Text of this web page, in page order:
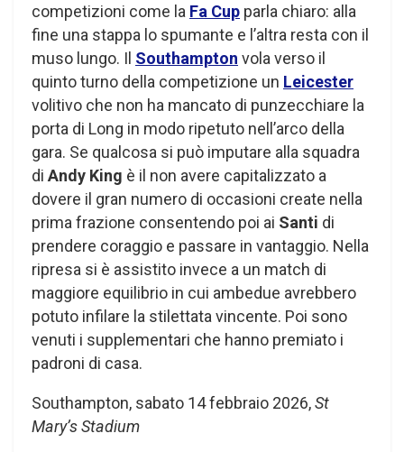
competizioni come la Fa Cup parla chiaro: alla
fine una stappa lo spumante e l’altra resta con il
muso lungo. Il Southampton vola verso il
quinto turno della competizione un Leicester
volitivo che non ha mancato di punzecchiare la
porta di Long in modo ripetuto nell’arco della
gara. Se qualcosa si può imputare alla squadra
di Andy King è il non avere capitalizzato a
dovere il gran numero di occasioni create nella
prima frazione consentendo poi ai Santi di
prendere coraggio e passare in vantaggio. Nella
ripresa si è assistito invece a un match di
maggiore equilibrio in cui ambedue avrebbero
potuto infilare la stilettata vincente. Poi sono
venuti i supplementari che hanno premiato i
padroni di casa.
Southampton, sabato 14 febbraio 2026,St
Mary’s Stadium